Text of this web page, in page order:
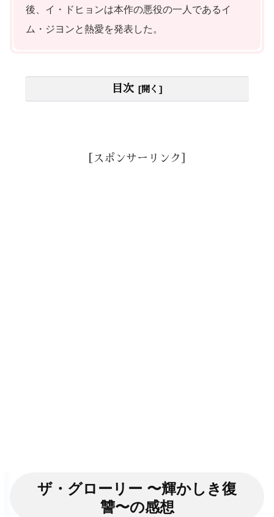
後、イ・ドヒョンは本作の悪役の一人であるイ
ム・ジヨンと熱愛を発表した。
目次
［スポンサーリンク］
ザ・グローリー 〜輝かしき復
讐〜の感想